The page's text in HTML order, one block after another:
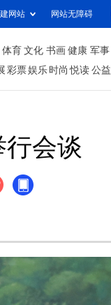
网站 网站无障碍
体育 文化 书画 健康 军事
彩票娱乐 时尚 悦读 公益
会谈